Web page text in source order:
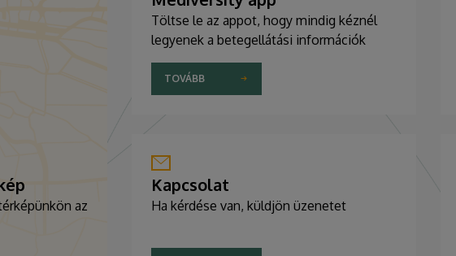
az
Töltse le az appot, hogy mindig kéznél
legyenek a betegellátási információk
TOVÁBB
Kapcsolat
Ha kérdése van, küldjön üzenetet